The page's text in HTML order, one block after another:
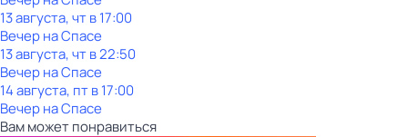
13 августа, чт в 17:00
Вечер на Спасе
13 августа, чт в 22:50
Вечер на Спасе
14 августа, пт в 17:00
Вечер на Спасе
Вам может понравиться